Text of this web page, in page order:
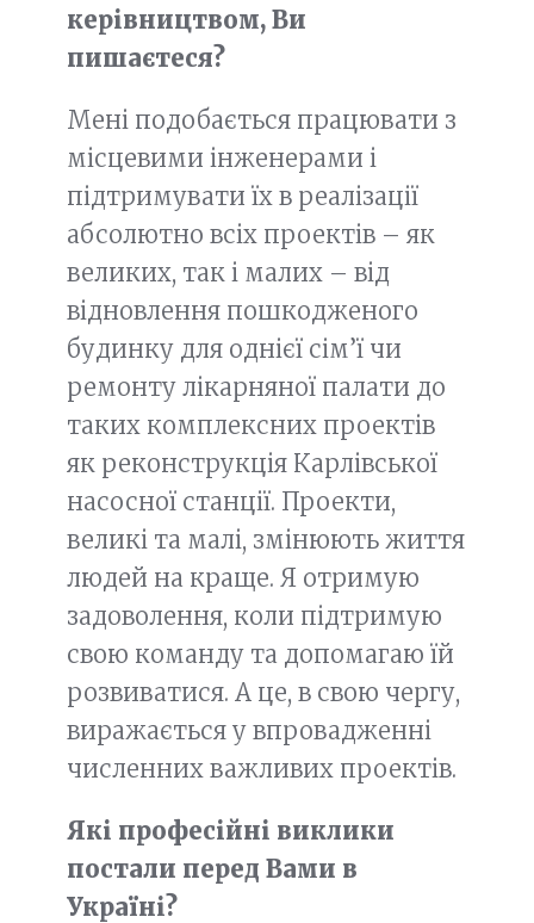
керівництвом, Ви
пишаєтеся?
Мені подобається працювати з
місцевими інженерами і
підтримувати їх в реалізації
абсолютно всіх проектів – як
великих, так і малих – від
відновлення пошкодженого
будинку для однієї сім’ї чи
ремонту лікарняної палати до
таких комплексних проектів
як реконструкція Карлівської
насосної станції. Проекти,
великі та малі, змінюють життя
людей на краще. Я отримую
задоволення, коли підтримую
свою команду та допомагаю їй
розвиватися. А це, в свою чергу,
виражається у впровадженні
численних важливих проектів.
Які професійні виклики
постали перед Вами в
Україні?